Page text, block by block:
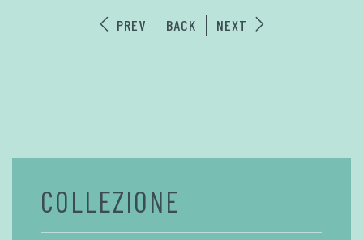
PREV BACK NEXT
COLLEZIONE